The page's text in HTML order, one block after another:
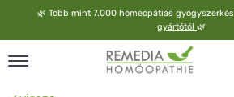
🌿 Több mint 7.000 homeopátiás
gyártótól 🌿